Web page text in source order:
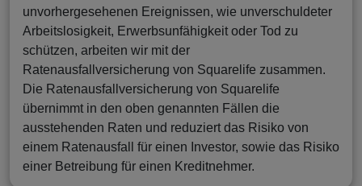
unvorhergesehenen Ereignissen, wie unverschuldeter
Arbeitslosigkeit, Erwerbsunfähigkeit oder Tod zu
schützen, arbeiten wir mit der
Ratenausfallversicherung von Squarelife zusammen.
Die Ratenausfallversicherung von Squarelife
übernimmt in den oben genannten Fällen die
ausstehenden Raten und reduziert das Risiko von
einem Ratenausfall für einen Investor, sowie das Risiko
einer Betreibung für einen Kreditnehmer.